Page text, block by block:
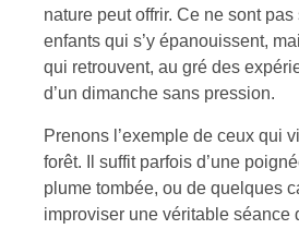
nature peut offrir. Ce ne sont
enfants qui s’y épanouissent,
qui retrouvent, au gré des
d’un dimanche sans pression.
Prenons l’exemple de ceux qui
forêt. Il suffit parfois d’une
plume tombée, ou de quelques
improviser une véritable séance